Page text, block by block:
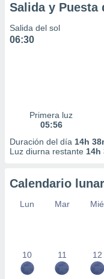
Salida y Puesta
Salida del sol
06:30
Primera luz
05:56
Duración del día 14h
Luz diurna restante 14h
Calendario lunar
Lun Mar Mié
10 11 12